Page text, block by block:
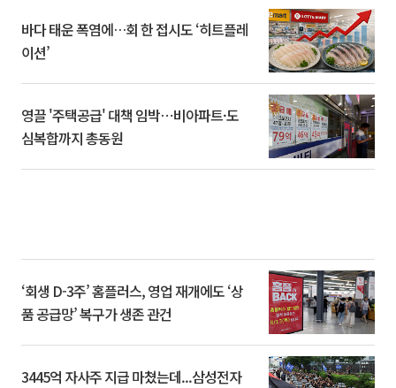
바다 태운 폭염에…회 한 접시도 ‘히트플레
이션’
영끌 '주택공급' 대책 임박⋯비아파트·도
심복합까지 총동원
‘회생 D-3주’ 홈플러스, 영업 재개에도 ‘상
품 공급망’ 복구가 생존 관건
3445억 자사주 지급 마쳤는데...삼성전자